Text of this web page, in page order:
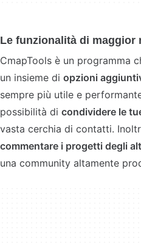
Le funzionalità di maggior
CmapTools è un programma
un insieme di opzioni
sempre più utile e
possibilità di condividere le
vasta cerchia di contatti.
commentare i progetti degli
una community altamente